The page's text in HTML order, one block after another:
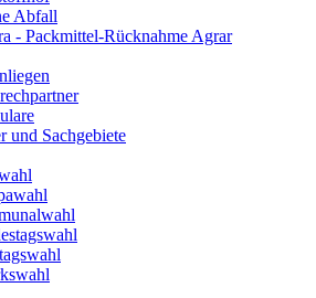
Abfall
- Packmittel-Rücknahme Agrar
und Sachgebiete